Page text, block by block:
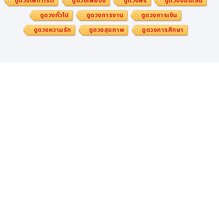
สนับสนุนโดยกาวิสคอน
เมื่อมีอาการกรดไหลย้อน ต้อง ‘กาวิสคอน ดับเบิ้ล แอคชั่น มิ้น
ดูดวงทั่วไป
ดูดวงการงาน
ดูดวงการเงิน
ดูดวงความรัก
ดูดวงสุขภาพ ดูดวงการศึกษา